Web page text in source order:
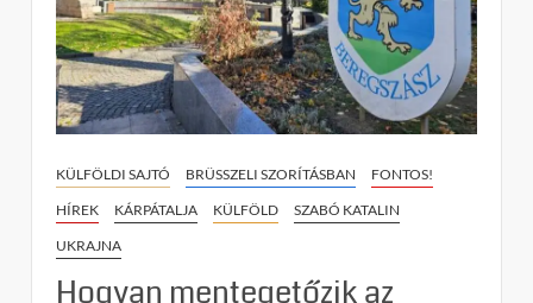
–
hogyan
válnak
fegyverré
és
halasztásról
KÜLFÖLDI SAJTÓ BRÜSSZELI SZORÍTÁSBAN
FONTOS!
HÍREK
KÁRPÁTALJA KÜLFÖLD
SZABÓ KATALIN
UKRAJNA
Hogyan mentegetőzik az